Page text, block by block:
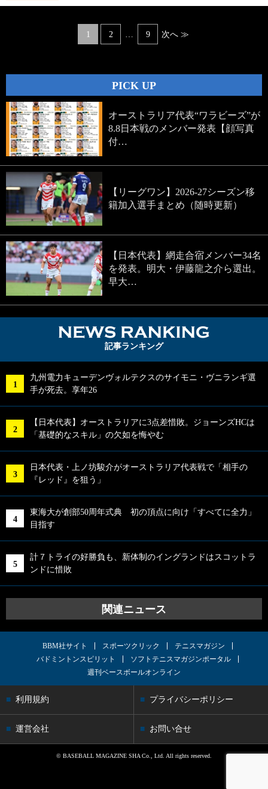
1 2 … 9 次へ ≫
PICK UP
オーストラリア代表“ワラビーズ”が
8.8日本戦のメンバー発表【顔写真
付…
【リーグワン】2026-27シーズン移
籍加入選手まとめ（随時更新）
【日本代表】網走合宿メンバー34名
を発表。明大・伊藤龍之介ら選出。
早大…
記事ランキング
九州電力キューデンヴォルテクスのサイモニ・ヴニランギ選
手が死去。享年26
【日本代表】オーストラリアに3点差惜敗。ジョーンズHCは
「基礎的なスキル」の欠如を悔やむ
日本代表・上ノ坊駿介がオーストラリア代表戦で「相手の
『レッド』を狙う」
東海大が創部50周年式典 初の頂点に向け「すべてに全力」
目指す
計７トライの好勝負も、新体制のイングランドはスコットラ
ンドに惜敗
関連ニュース
BBM社サイト スポーツクリック
テニスマガジン
バドミントンスピリット
ソフトテニスマガジンポータル
週刊ベースボールオンライン
利用規約 プライバシーポリシー
運営会社 お問い合せ
© BASEBALL MAGAZINE SHA Co., Ltd. All rights reserved.